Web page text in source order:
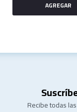
Recibe todas